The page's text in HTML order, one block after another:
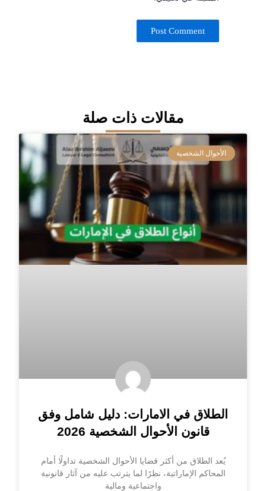
مقالات ذات صلة
الأحوال الشخصية
الطلاق في الامارات: دليل شامل وفق
قانون الأحوال الشخصية 2026
يُعد الطلاق من أكثر قضايا الأحوال الشخصية تداولًا أمام
المحاكم الإماراتية، نظرًا لما يترتب عليه من آثار قانونية
واجتماعية ومالية